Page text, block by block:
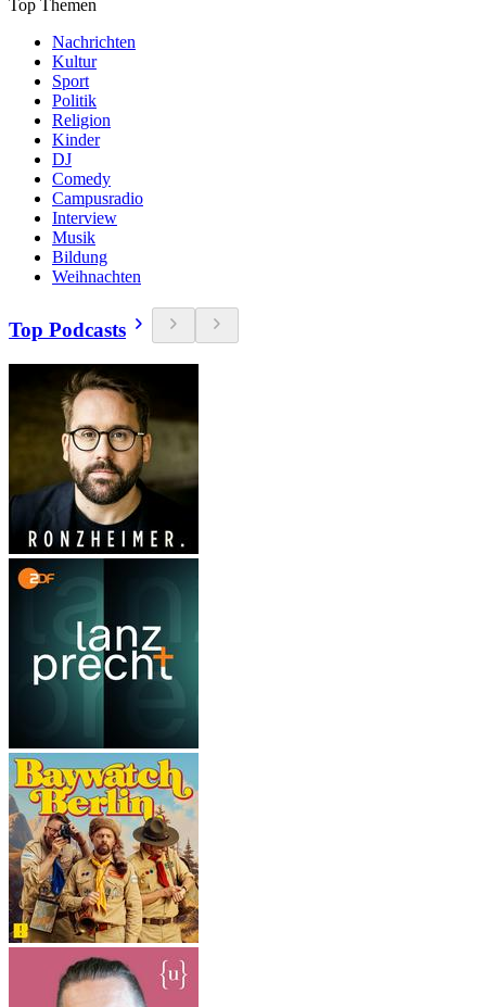
Top Themen
Nachrichten
Kultur
Sport
Politik
Religion
Kinder
DJ
Comedy
Campusradio
Interview
Musik
Bildung
Weihnachten
Top Podcasts